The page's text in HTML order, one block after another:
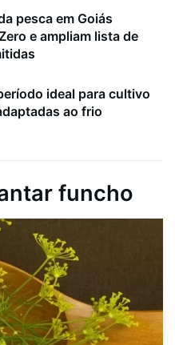
pesca em Goiás
e ampliam lista de
ideal para cultivo
ao frio
funcho